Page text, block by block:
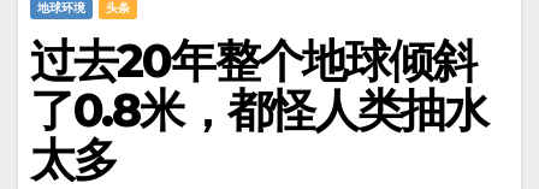
地球环境 头条
过去20年整个地球倾斜
了0.8米，都怪人类抽水
太多